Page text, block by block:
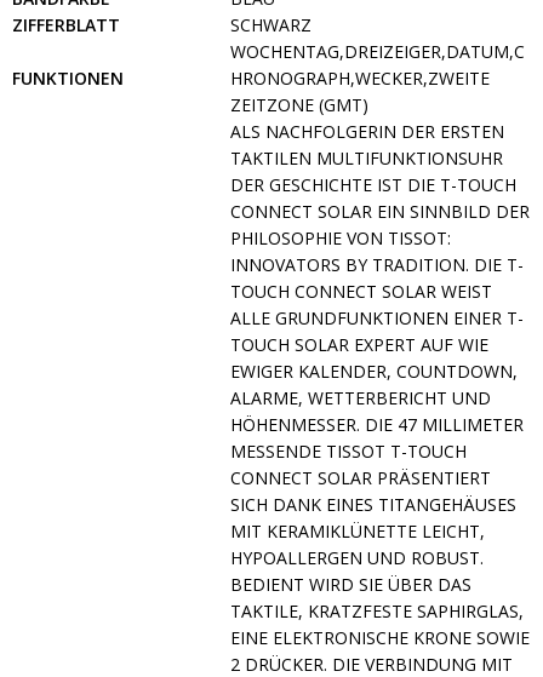
ZIFFERBLATT
SCHWARZ
FUNKTIONEN
WOCHENTAG,DREIZEIGER,DATUM,C
HRONOGRAPH,WECKER,ZWEITE
ZEITZONE (GMT)
ALS NACHFOLGERIN DER ERSTEN
TAKTILEN MULTIFUNKTIONSUHR
DER GESCHICHTE IST DIE T-TOUCH
CONNECT SOLAR EIN SINNBILD DER
PHILOSOPHIE VON TISSOT:
INNOVATORS BY TRADITION. DIE T-
TOUCH CONNECT SOLAR WEIST
ALLE GRUNDFUNKTIONEN EINER T-
TOUCH SOLAR EXPERT AUF WIE
EWIGER KALENDER, COUNTDOWN,
ALARME, WETTERBERICHT UND
HÖHENMESSER. DIE 47 MILLIMETER
MESSENDE TISSOT T-TOUCH
CONNECT SOLAR PRÄSENTIERT
SICH DANK EINES TITANGEHÄUSES
MIT KERAMIKLÜNETTE LEICHT,
HYPOALLERGEN UND ROBUST.
BEDIENT WIRD SIE ÜBER DAS
TAKTILE, KRATZFESTE SAPHIRGLAS,
EINE ELEKTRONISCHE KRONE SOWIE
2 DRÜCKER. DIE VERBINDUNG MIT